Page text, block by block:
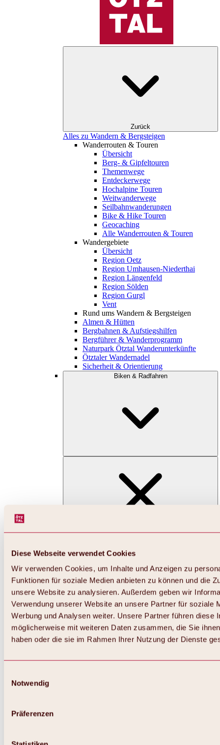
Diese Webseite verwendet Cookies
Wir verwenden Cookies, um Inhalte und Anzeigen zu
Funktionen für soziale Medien anbieten zu können und die
unsere Website zu analysieren. Außerdem geben wir
Verwendung unserer Website an unsere Partner für soziale
Werbung und Analysen weiter. Unsere Partner führen diese
möglicherweise mit weiteren Daten zusammen, die Sie
haben oder die sie im Rahmen Ihrer Nutzung der Dienste
Notwendig
Präferenzen
Zurück
Alles zu Wandern & Bergsteigen
Wanderrouten & Touren
Übersicht
Berg- & Gipfeltouren
Themenwege
Entdeckerwege
Hochalpine Touren
Weitwanderwege
Seilbahnwanderungen
Bike & Hike Touren
Geocaching
Alle Wanderrouten & Touren
Wandergebiete
Übersicht
Region Oetz
Region Umhausen-Niederthai
Region Längenfeld
Region Sölden
Region Gurgl
Vent
Rund ums Wandern & Bergsteigen
Almen & Hütten
Bergbahnen & Aufstiegshilfen
Bergführer & Wanderprogramm
Naturpark Ötztal Wanderunterkünfte
Ötztaler Wandernadel
Sicherheit & Orientierung
Biken & Radfahren